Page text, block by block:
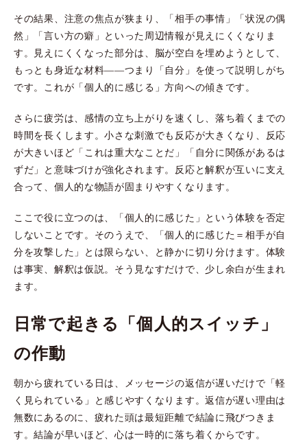
その結果、注意の焦点が狭まり、「相手の事情」「状況の偶
然」「言い方の癖」といった周辺情報が見えにくくなりま
す。見えにくくなった部分は、脳が空白を埋めようとして、
もっとも身近な材料――つまり「自分」を使って説明しがち
です。これが「個人的に感じる」方向への傾きです。
さらに疲労は、感情の立ち上がりを速くし、落ち着くまでの
時間を長くします。小さな刺激でも反応が大きくなり、反応
が大きいほど「これは重大なことだ」「自分に関係があるは
ずだ」と意味づけが強化されます。反応と解釈が互いに支え
合って、個人的な物語が固まりやすくなります。
ここで役に立つのは、「個人的に感じた」という体験を否定
しないことです。そのうえで、「個人的に感じた＝相手が自
分を攻撃した」とは限らない、と静かに切り分けます。体験
は事実、解釈は仮説。そう見なすだけで、少し余白が生まれ
ます。
日常で起きる「個人的スイッチ」
の作動
朝から疲れている日は、メッセージの返信が遅いだけで「軽
く見られている」と感じやすくなります。返信が遅い理由は
無数にあるのに、疲れた頭は最短距離で結論に飛びつきま
す。結論が早いほど、心は一時的に落ち着くからです。